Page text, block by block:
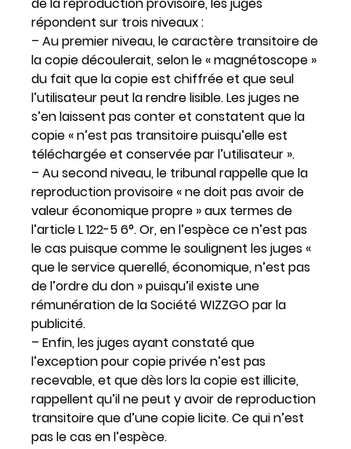
répondent sur trois niveaux :
– Au premier niveau, le caractère transitoire de
la copie découlerait, selon le « magnétoscope »
du fait que la copie est chiffrée et que seul
l’utilisateur peut la rendre lisible. Les juges ne
s’en laissent pas conter et constatent que la
copie « n’est pas transitoire puisqu’elle est
téléchargée et conservée par l’utilisateur ».
– Au second niveau, le tribunal rappelle que la
reproduction provisoire « ne doit pas avoir de
valeur économique propre » aux termes de
l’article L 122-5 6°. Or, en l’espèce ce n’est pas
le cas puisque comme le soulignent les juges «
que le service querellé, économique, n’est pas
de l’ordre du don » puisqu’il existe une
rémunération de la Société WIZZGO par la
publicité.
– Enfin, les juges ayant constaté que
l’exception pour copie privée n’est pas
recevable, et que dès lors la copie est illicite,
rappellent qu’il ne peut y avoir de reproduction
transitoire que d’une copie licite. Ce qui n’est
pas le cas en l’espèce.